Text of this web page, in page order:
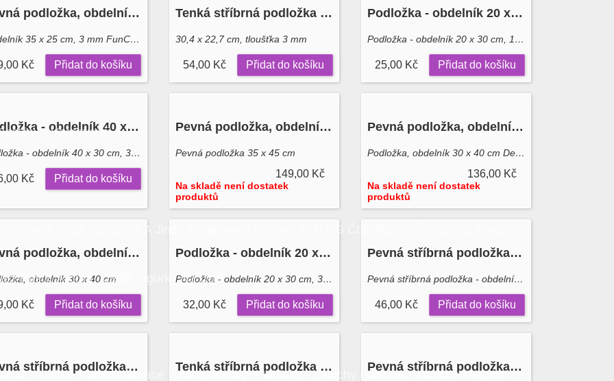
Vzorované
Zdobení A Jiné Práce S Čokoládou
Pasty, Aroma Jedlé Figurky Na Dort
Svíčky, Party Dekorace Vykrajovačky Šablony Zápichy - Jména Zápichy - Nápisy
Pevná podložka, obdelník 35 x 25 cm FunCakes
Obdelník 35 x 25 cm, 3 mm FunCakes
Kč Přidat do košíku
Tenká stříbrná podložka - obdelník 30,4 x 22,7 cm. 12"x 9"
30,4 x 22,7 cm, tloušťka 3 mm
54,00 Kč Přidat do košíku
Podložka - obdelník 20 x 30 cm, 1 mm (zlatá, stříbrná) Decora
Podložka - obdelník 20 x 30 cm, 1 mm
25,00 Kč Přidat do košíku
Podložka - obdelník 40 x 30 cm, 3 mm (zlatá, černá) Decora
Podložka - obdelník 40 x 30 cm, 3 mm (zlatá, černá)
Kč Přidat do košíku
Pevná podložka, obdelník 35 x 45 cm Decora
Pevná podložka 35 x 45 cm
149,00 Kč
Na skladě není dostatek
produktů
Pevná podložka, obdelník 30 x 40 cm Decora, bílá
Podložka, obdelník 30 x 40 cm Decora
136,00 Kč
Na skladě není dostatek
produktů
Pevná podložka, obdelník 30 x 40 cm Decora
obdelník 30 x 40 cm
Kč Přidat do košíku
Podložka - obdelník 20 x 30 cm, 3 mm (zlatá, černá) Decora
Podložka - obdelník 20 x 30 cm, 3 mm (zlatá, černá)
32,00 Kč Přidat do košíku
Pevná stříbrná podložka - obdelník 20 x 30 cm Decora
Pevná stříbrná podložka - obdelník 20 x 30 cm
46,00 Kč Přidat do košíku
Pevná stříbrná podložka - obdelník 40,3 x 35,4 cm 16"x 14" Tenká stříbrná podložka - obdelník 20 x 10 cm. 8"x 4" Pevná stříbrná podložka - obdelník 35,2 x 25,5 cm 14"x 10"